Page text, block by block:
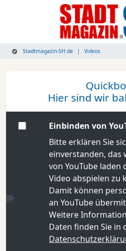
Stadtmagazin-SH.de Videos
Hier sind wir
Einbinden von
Bitte erklären Sie
einverstanden,
von YouTube laden
Video abspielen zu
Damit können
an YouTube
Weitere
Daten finden Sie in